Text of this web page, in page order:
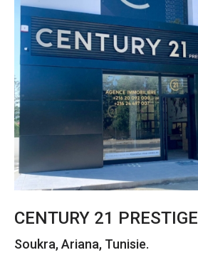
CENTURY 21 PRESTIGE
Soukra, Ariana, Tunisie.